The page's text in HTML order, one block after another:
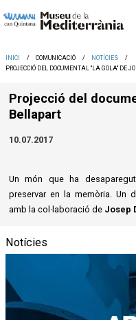
INICI COMUNICACIÓ
NOTÍCIES
PROJECCIÓ DEL DOCUMENTAL "LA GOLA" DE
Projecció del
Bellapart
10.07.2017
Un món que ha
preservar en la memòria. Un
amb la col·laboració de Josep
Notícies